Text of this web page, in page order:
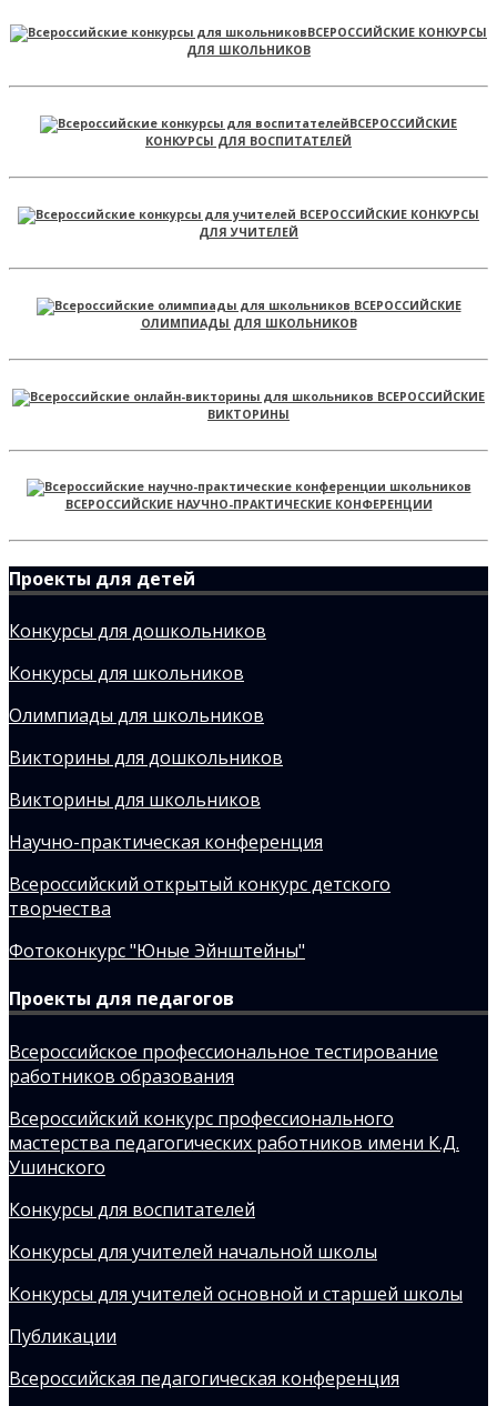
ВСЕРОССИЙСКИЕ КОНКУРСЫ
ДЛЯ ШКОЛЬНИКОВ
ВСЕРОССИЙСКИЕ
КОНКУРСЫ ДЛЯ ВОСПИТАТЕЛЕЙ
ВСЕРОССИЙСКИЕ КОНКУРСЫ
ДЛЯ УЧИТЕЛЕЙ
ВСЕРОССИЙСКИЕ
ОЛИМПИАДЫ ДЛЯ ШКОЛЬНИКОВ
ВСЕРОССИЙСКИЕ
ВИКТОРИНЫ
ВСЕРОССИЙСКИЕ НАУЧНО-ПРАКТИЧЕСКИЕ КОНФЕРЕНЦИИ
Проекты для детей
Конкурсы для дошкольников
Конкурсы для школьников
Олимпиады для школьников
Викторины для дошкольников
Викторины для школьников
Научно-практическая конференция
Всероссийский открытый конкурс детского
творчества
Фотоконкурс "Юные Эйнштейны"
Проекты для педагогов
Всероссийское профессиональное тестирование
работников образования
Всероссийский конкурс профессионального
мастерства педагогических работников имени К.Д.
Ушинского
Конкурсы для воспитателей
Конкурсы для учителей начальной школы
Конкурсы для учителей основной и старшей школы
Публикации
Всероссийская педагогическая конференция